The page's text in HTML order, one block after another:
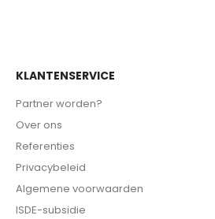
KLANTENSERVICE
Partner worden?
Over ons
Referenties
Privacybeleid
Algemene voorwaarden
ISDE-subsidie